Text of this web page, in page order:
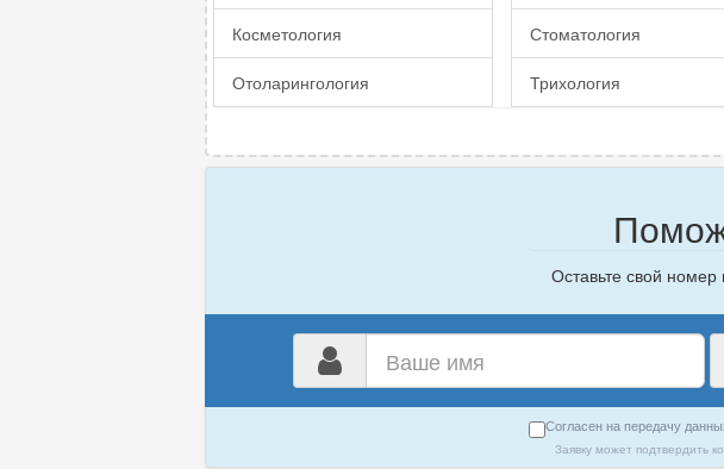
Косметология
Отоларингология
Стоматология
Трихология
Оставьте свой
Согласен на передачу
Заявку может подтвердить